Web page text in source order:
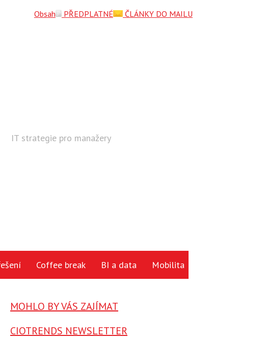
IT strategie pro manažery
Coffee break BI a data Mobilita
MOHLO BY VÁS ZAJÍMAT
CIOTRENDS NEWSLETTER
Obsah PŘEDPLATNÉ ČLÁNKY DO MAILU